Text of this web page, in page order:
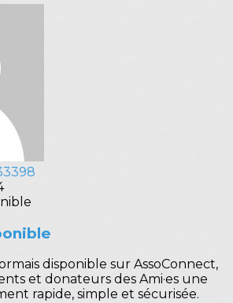
disponible sur AssoConnect,
et donateurs des Ami·es une
rapide, simple et sécurisée.